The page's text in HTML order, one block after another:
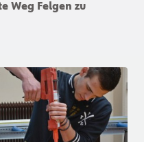
Weg Felgen zu